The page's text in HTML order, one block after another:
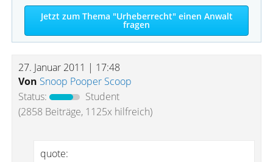
Jetzt zum Thema "Urheberrecht" einen Anwalt
fragen
27. Januar 2011 | 17:48
Von Snoop Pooper Scoop
Status:
Student
(2858 Beiträge, 1125x hilfreich)
quote: